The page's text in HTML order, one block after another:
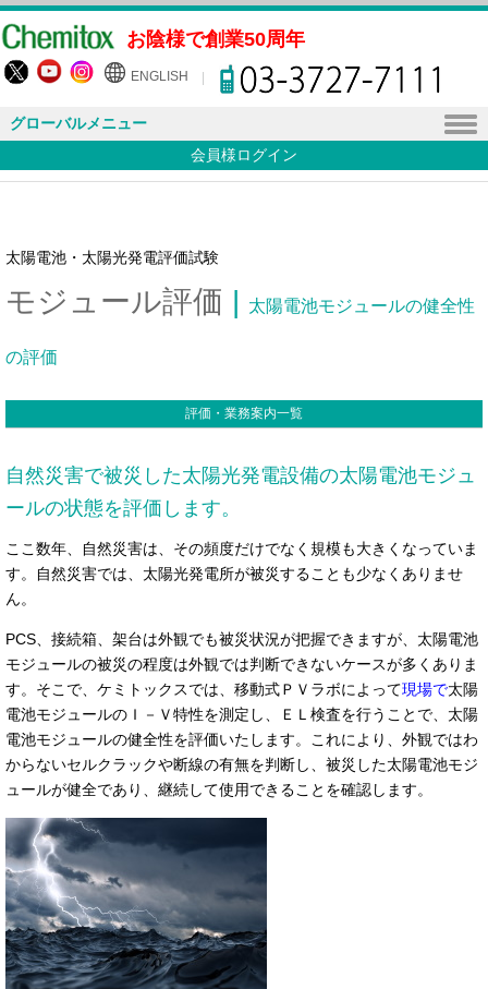
お陰様で創業50周年
ENGLISH
グローバルメニュー
会員様ログイン
太陽電池・太陽光発電評価試験
モジュール評価 | 太陽電池モジュールの健全性
の評価
評価・業務案内一覧
自然災害で被災した太陽光発電設備の太陽電池モジュ
ールの状態を評価します。
ここ数年、自然災害は、その頻度だけでなく規模も大きくなっていま
す。自然災害では、太陽光発電所が被災することも少なくありませ
ん。
PCS、接続箱、架台は外観でも被災状況が把握できますが、太陽電池
モジュールの被災の程度は外観では判断できないケースが多くありま
す。そこで、ケミトックスでは、移動式ＰＶラボによって現場で太陽
電池モジュールのＩ－Ｖ特性を測定し、ＥＬ検査を行うことで、太陽
電池モジュールの健全性を評価いたします。これにより、外観ではわ
からないセルクラックや断線の有無を判断し、被災した太陽電池モジ
ュールが健全であり、継続して使用できることを確認します。